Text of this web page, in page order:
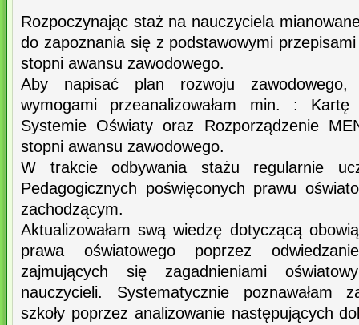
Rozpoczynając staż na nauczyciela
do zapoznania się z podstawowymi
stopni awansu zawodowego.
Aby napisać plan rozwoju
wymogami przeanalizowałam min. :
Systemie Oświaty oraz Rozporządzenie
stopni awansu zawodowego.
W trakcie odbywania stażu regularnie
Pedagogicznych poświęconych prawu
zachodzącym.
Aktualizowałam swą wiedzę dotyczącą
prawa oświatowego poprzez
zajmujących się zagadnieniami
nauczycieli. Systematycznie poznawałam
szkoły poprzez analizowanie następujących